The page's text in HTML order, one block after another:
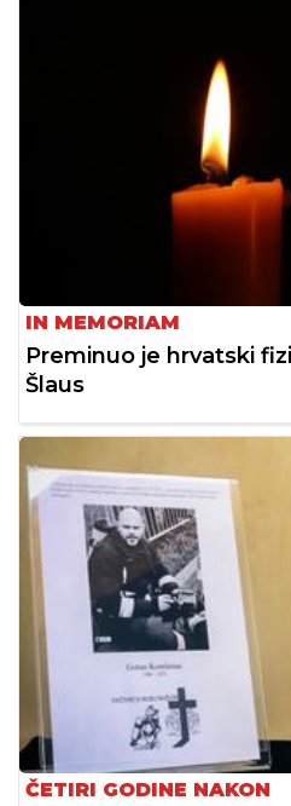
IN MEMORIAM
Preminuo je hrvatski
Šlaus
ČETIRI GODINE NAKON